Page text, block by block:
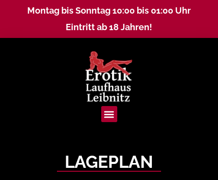
Montag bis Sonntag 10:00 bis 01:00 Uhr
Eintritt ab 18 Jahren!
Menü
LAGEPLAN